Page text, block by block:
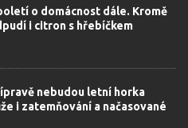
o domácnost dále. Kromě
i citron s hřebíčkem
nebudou letní horka
i zatemňování a načasované